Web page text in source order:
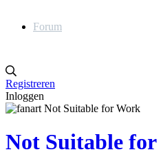
Forum
Registreren
Inloggen
Not Suitable